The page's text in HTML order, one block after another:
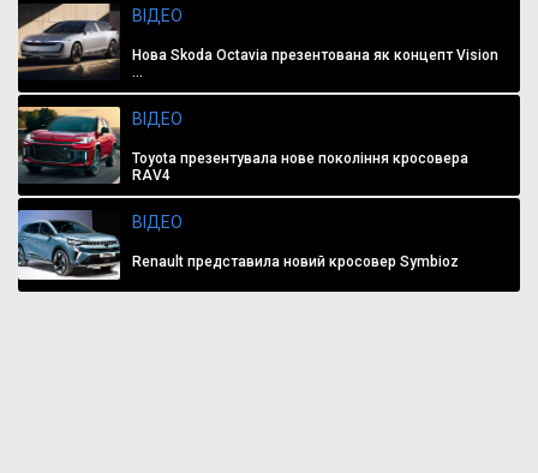
ВІДЕО
Нова Skoda Octavia презентована як концепт Vision
...
ВІДЕО
Toyota презентувала нове покоління кросовера
RAV4
ВІДЕО
Renault представила новий кросовер Symbioz